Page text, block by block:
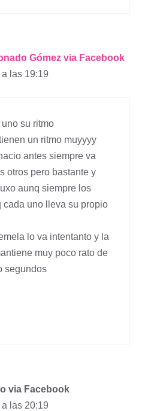
Gómez via Facebook
las 19:19
su ritmo
un ritmo muyyyy
antes siempre va
otros pero bastante y
aunq siempre los
cada uno lleva su propio
lo va intentanto y la
muy poco rato de
segundos
via Facebook
las 20:19